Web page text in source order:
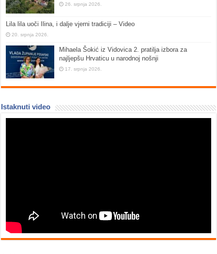
26. srpnja 2026.
Lila lila uoči Ilina, i dalje vjerni tradiciji – Video
20. srpnja 2026.
Mihaela Šokić iz Vidovica 2. pratilja izbora za
najljepšu Hrvaticu u narodnoj nošnji
17. srpnja 2026.
Istaknuti video